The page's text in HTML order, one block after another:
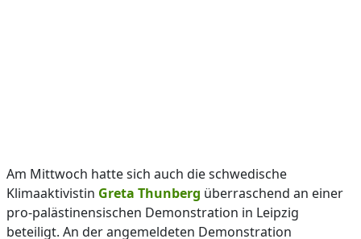
Am Mittwoch hatte sich auch die schwedische
Klimaaktivistin Greta Thunberg überraschend an einer
pro-palästinensischen Demonstration in Leipzig
beteiligt. An der angemeldeten Demonstration